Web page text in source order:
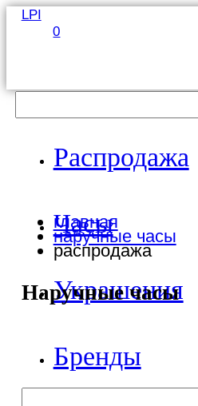
LPI
0
Распродажа
Часы
Украшения
Бренды
главная
наручные часы
распродажа
Наручные часы